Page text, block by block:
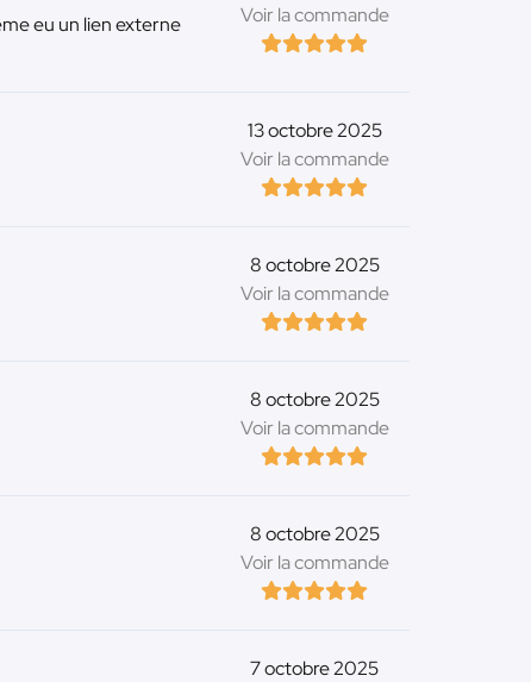
Voir la commande
eu un lien externe
13 octobre 2025
Voir la commande
8 octobre 2025
Voir la commande
8 octobre 2025
Voir la commande
8 octobre 2025
Voir la commande
7 octobre 2025